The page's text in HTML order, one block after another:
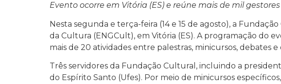
Evento ocorre em Vitória (ES) e reúne mais de mil
Nesta segunda e terça-feira (14 e 15 de agosto), a
da Cultura (ENGCult), em Vitória (ES). A programação do
mais de 20 atividades entre palestras, minicursos, debates
Três servidores da Fundação Cultural, incluindo a
do Espírito Santo (Ufes). Por meio de minicursos